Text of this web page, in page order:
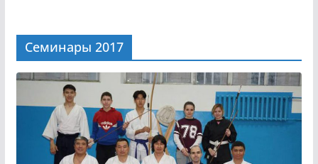
Семинары 2017